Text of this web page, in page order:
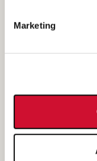
Marketing
Bewerbung als
Bewerbung als